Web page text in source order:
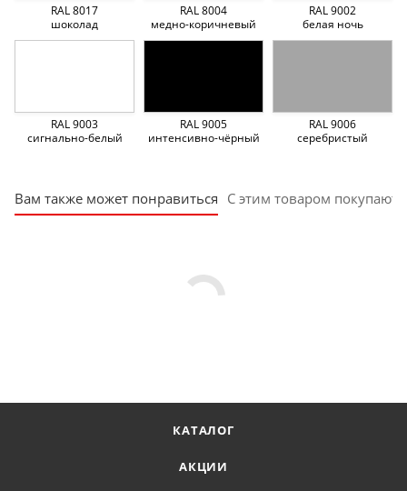
RAL 8017
шоколад
RAL 8004
медно-коричневый
RAL 9002
белая ночь
RAL 9003
сигнально-белый
RAL 9005
интенсивно-чёрный
RAL 9006
серебристый
Вам также может понравиться С этим товаром покупают
КАТАЛОГ
АКЦИИ